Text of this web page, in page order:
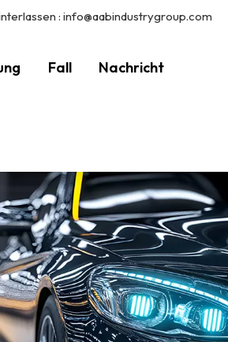
: info@aabindustrygroup.com
Fall Nachricht